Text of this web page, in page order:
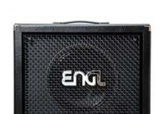
DTM オンラ
イン納品
レコー
グ機器